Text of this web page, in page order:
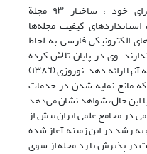
«گیلوری» (١٣٨٥) در پایان‌نامة دکترای خود ، ساختار ٩٣ مجلة
کیفیت مجله‌ها
الکترونیکی فارسی به لحاظ
وی در پایان تلاش کرده
است تا راهکاری استاندارد را برای عرضه آنها ارائه دهد. نوروزی (١٣٨٦)
که مانع نمایه‌ شدن در خدمات
این حال، ‌شواهد نشان می‌دهد
در مجامع علمی ایران بیش از
رشد در این زمینه آغاز شده
در پذیرش یا رد مجله از سوی